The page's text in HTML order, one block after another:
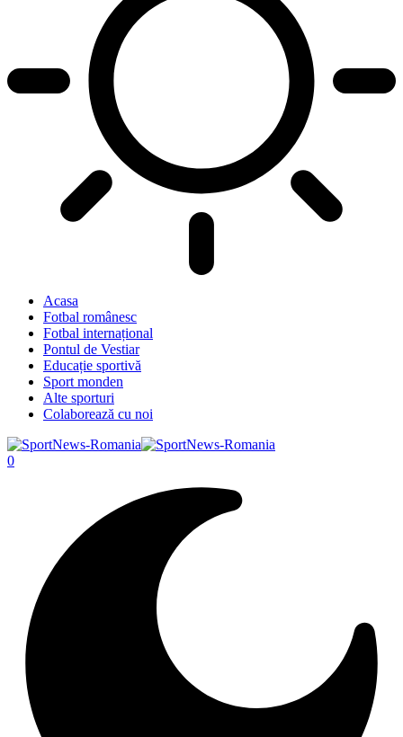
Acasa
Fotbal românesc
Fotbal internațional
Pontul de Vestiar
Educație sportivă
Sport monden
Alte sporturi
Colaborează cu noi
0